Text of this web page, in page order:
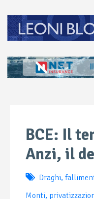
BCE: Il
Anzi, il
Draghi,
Monti,